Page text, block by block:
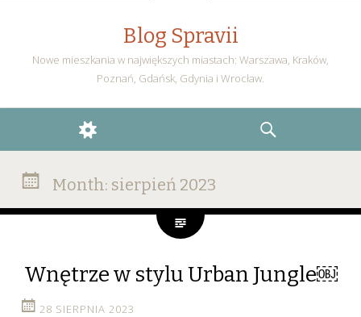
Blog Spravii
Nowe mieszkania w największych miastach: Warszawa, Kraków,
Poznań, Gdańsk, Gdynia i Wrocław.
WIDGETS
SEARCH
Month: sierpień 2023
Wnętrze w stylu Urban Jungle￼
28 SIERPNIA 2023